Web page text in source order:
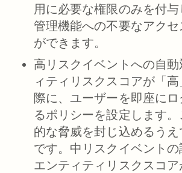
用に必要な権限のみを付
管理機能への不要なアクセ
ができます。
高リスクイベントへの自動
ィティリスクスコアが「
際に、ユーザーを即座に
るポリシーを設定します
的な脅威を封じ込めるう
です。中リスクイベントの
エンティティリスクスコ